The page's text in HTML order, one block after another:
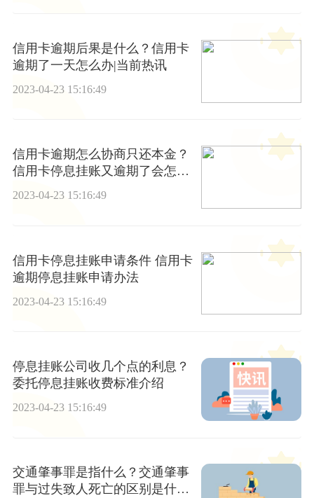
信用卡逾期后果是什么？信用卡
逾期了一天怎么办|当前热讯
2023-04-23 15:16:49
信用卡逾期怎么协商只还本金？
信用卡停息挂账又逾期了会怎么
样？-天天短讯
2023-04-23 15:16:49
信用卡停息挂账申请条件 信用卡
逾期停息挂账申请办法
2023-04-23 15:16:49
停息挂账公司收几个点的利息？
委托停息挂账收费标准介绍
2023-04-23 15:16:49
交通肇事罪是指什么？交通肇事
罪与过失致人死亡的区别是什